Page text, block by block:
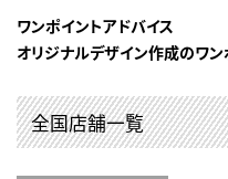
ワンポイントアドバイス
オリジナルデザイン作成のワン
全国店舗一覧